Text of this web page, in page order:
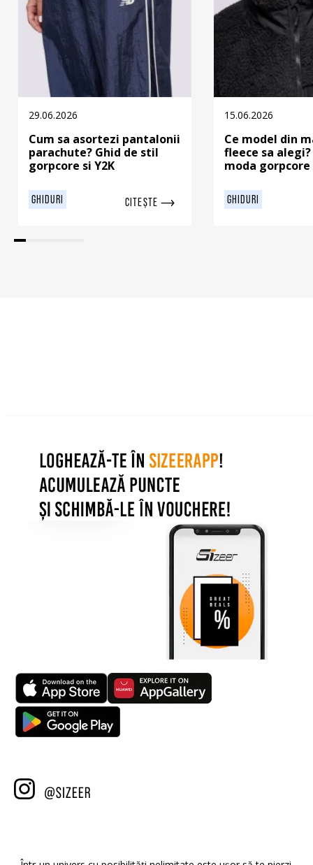
29.06.2026
Cum sa asortezi pantalonii
parachute? Ghid de stil
gorpcore si Y2K
GHIDURI CITEȘTE
15.06.2026
Ce model din
fleece sa
moda
GHIDURI